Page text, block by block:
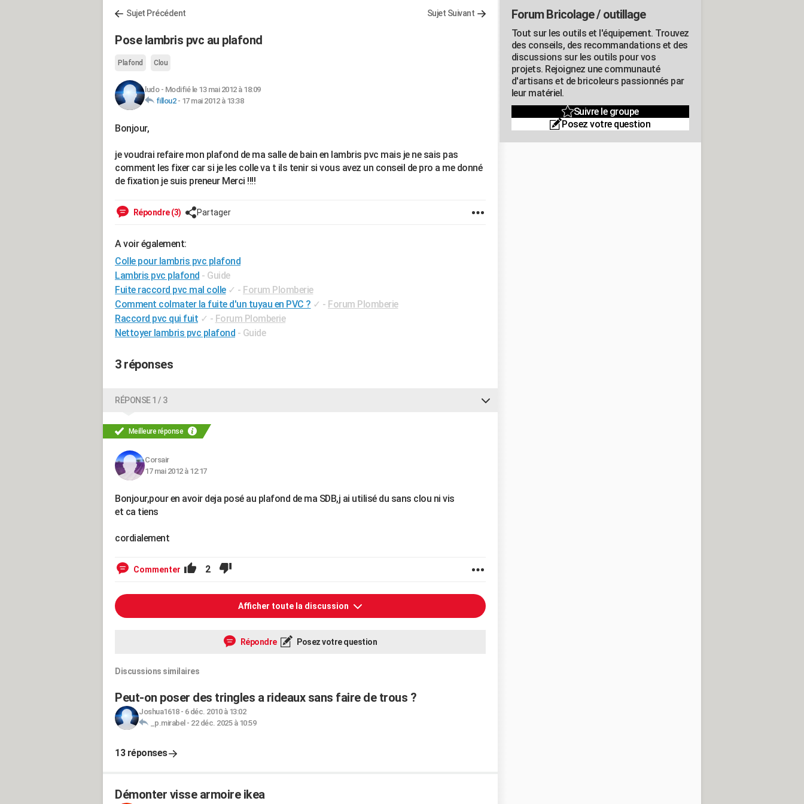
Sujet Précédent Sujet Suivant
Pose lambris pvc au plafond
Plafond Clou
ludo- Modifié le 13 mai 2012 à 18:09
fillou2- 17 mai 2012 à 13:38
Bonjour,
je voudrai refaire mon plafond de ma salle de bain en lambris pvc mais je ne sais pas
comment les fixer car si je les colle va t ils tenir si vous avez un conseil de pro a me donné
de fixation je suis preneur Merci !!!!
Répondre (3) Partager
A voir également:
Colle pour lambris pvc plafond
Lambris pvc plafond - Guide
Fuite raccord pvc mal colle ✓ - Forum Plomberie
Comment colmater la fuite d'un tuyau en PVC ? ✓ - Forum Plomberie
Raccord pvc qui fuit ✓ - Forum Plomberie
Nettoyer lambris pvc plafond - Guide
3 réponses
RÉPONSE 1 / 3
Meilleure réponse
Corsair
17 mai 2012 à 12:17
Bonjour,pour en avoir deja posé au plafond de ma SDB,j ai utilisé du sans clou ni vis
et ca tiens
cordialement
Commenter 2
Afficher toute la discussion
Répondre Posez votre question
Discussions similaires
Peut-on poser des tringles a rideaux sans faire de trous ?
Joshua1618- 6 déc. 2010 à 13:02
_p.mirabel - 22 déc. 2025 à 10:59
13 réponses
Démonter visse armoire ikea
Forum Bricolage / outillage
Tout sur les outils et l'équipement. Trouvez
des conseils, des recommandations et des
discussions sur les outils pour vos
projets. Rejoignez une communauté
d'artisans et de bricoleurs passionnés par
leur matériel.
Suivre le groupe
Posez votre question